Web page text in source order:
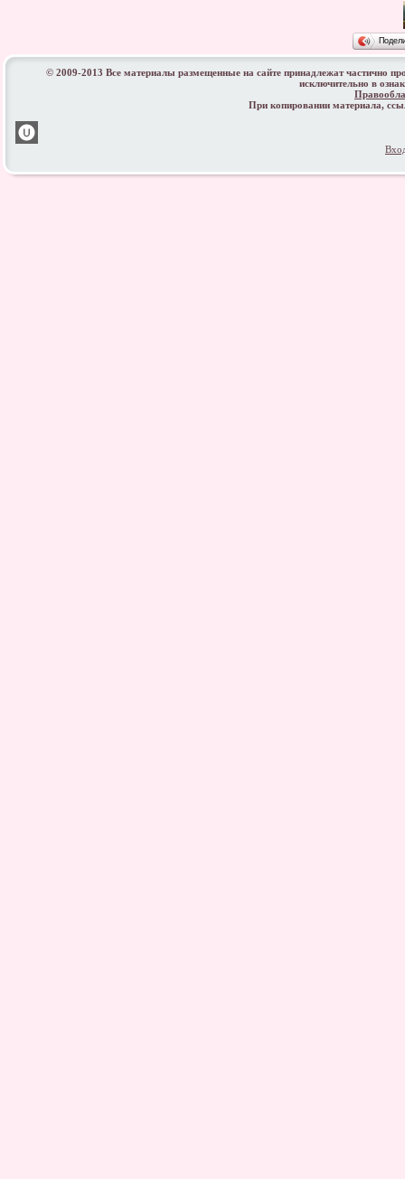
© 2009-2013 Все материалы размещенные на сайте принадлежат частично
исключительно в
При копировании материала,